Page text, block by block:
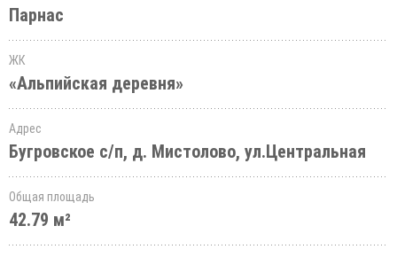
Парнас
ЖК
«Альпийская деревня»
Адрес
Бугровское с/п, д. Мистолово, ул.Центральная
Общая площадь
42.79 м²